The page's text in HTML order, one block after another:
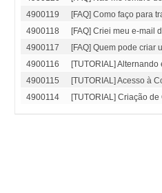
4900119
[FAQ] Como faço para
4900118
[FAQ] Criei meu e-mail
4900117
[FAQ] Quem pode criar
4900116
[TUTORIAL]
4900115
[TUTORIAL] Acesso à
4900114
[TUTORIAL] Criação